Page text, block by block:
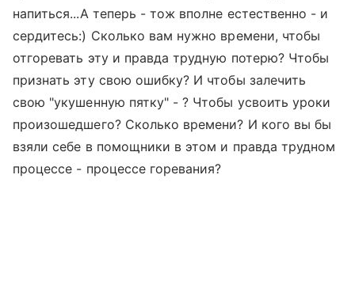
напиться...А теперь - тож вполне естественно - и
сердитесь:) Сколько вам нужно времени, чтобы
отгоревать эту и правда трудную потерю? Чтобы
признать эту свою ошибку? И чтобы залечить
свою "укушенную пятку" - ? Чтобы усвоить уроки
произошедшего? Сколько времени? И кого вы бы
взяли себе в помощники в этом и правда трудном
процессе - процессе горевания?